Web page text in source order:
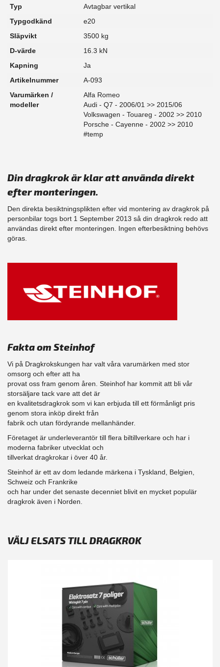
Typ
Avtagbar vertikal
Typgodkänd
e20
Släpvikt
3500 kg
D-värde
16.3 kN
Kapning
Ja
Artikelnummer
A-093
Varumärken /
modeller
Alfa Romeo
Audi - Q7 - 2006/01 >> 2015/06
Volkswagen - Touareg - 2002 >> 2010
Porsche - Cayenne - 2002 >> 2010
#temp
Din dragkrok är klar att använda direkt
efter monteringen.
Den direkta besiktningsplikten efter vid montering av dragkrok på
personbilar togs bort 1 September 2013 så din dragkrok redo att
användas direkt efter monteringen. Ingen efterbesiktning behövs
göras.
Fakta om Steinhof
Vi på Dragkrokskungen har valt våra varumärken med stor
omsorg och efter att ha
provat oss fram genom åren. Steinhof har kommit att bli vår
storsäljare tack vare att det är
en kvalitetsdragkrok som vi kan erbjuda till ett förmånligt pris
genom stora inköp direkt från
fabrik och utan fördyrande mellanhänder.
Företaget är underleverantör till flera biltillverkare och har i
moderna fabriker utvecklat och
tillverkat dragkrokar i över 40 år.
Steinhof är ett av dom ledande märkena i Tyskland, Belgien,
Schweiz och Frankrike
och har under det senaste decenniet blivit en mycket populär
dragkrok även i Norden.
VÄLJ ELSATS TILL DRAGKROK